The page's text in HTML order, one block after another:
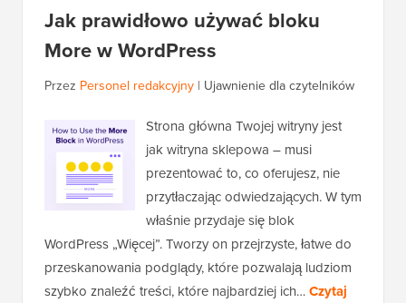
Jak prawidłowo używać bloku
More w WordPress
Przez Personel redakcyjny | Ujawnienie dla czytelników
Strona główna Twojej witryny jest
jak witryna sklepowa – musi
prezentować to, co oferujesz, nie
przytłaczając odwiedzających. W tym
właśnie przydaje się blok
WordPress „Więcej”. Tworzy on przejrzyste, łatwe do
przeskanowania podglądy, które pozwalają ludziom
szybko znaleźć treści, które najbardziej ich…Czytaj